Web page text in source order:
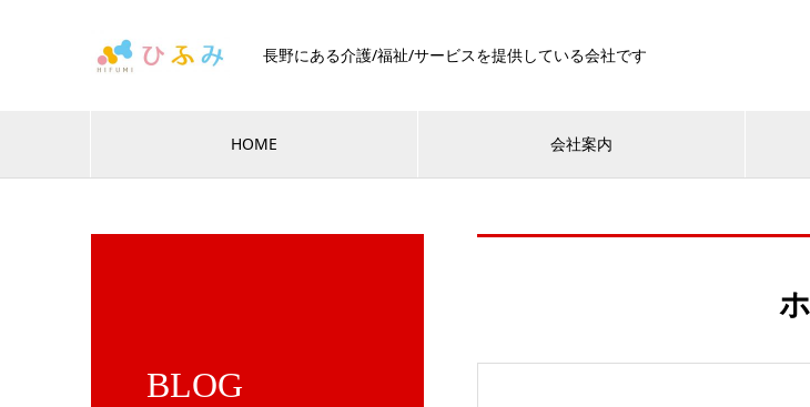
長野にある介護/福祉/サービスを提供している会社です
HOME 会社案内
BLOG